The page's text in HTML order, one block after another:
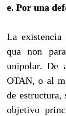
e. Por una
La
qua non
unipolar. De
OTAN, o al
de
objetivo